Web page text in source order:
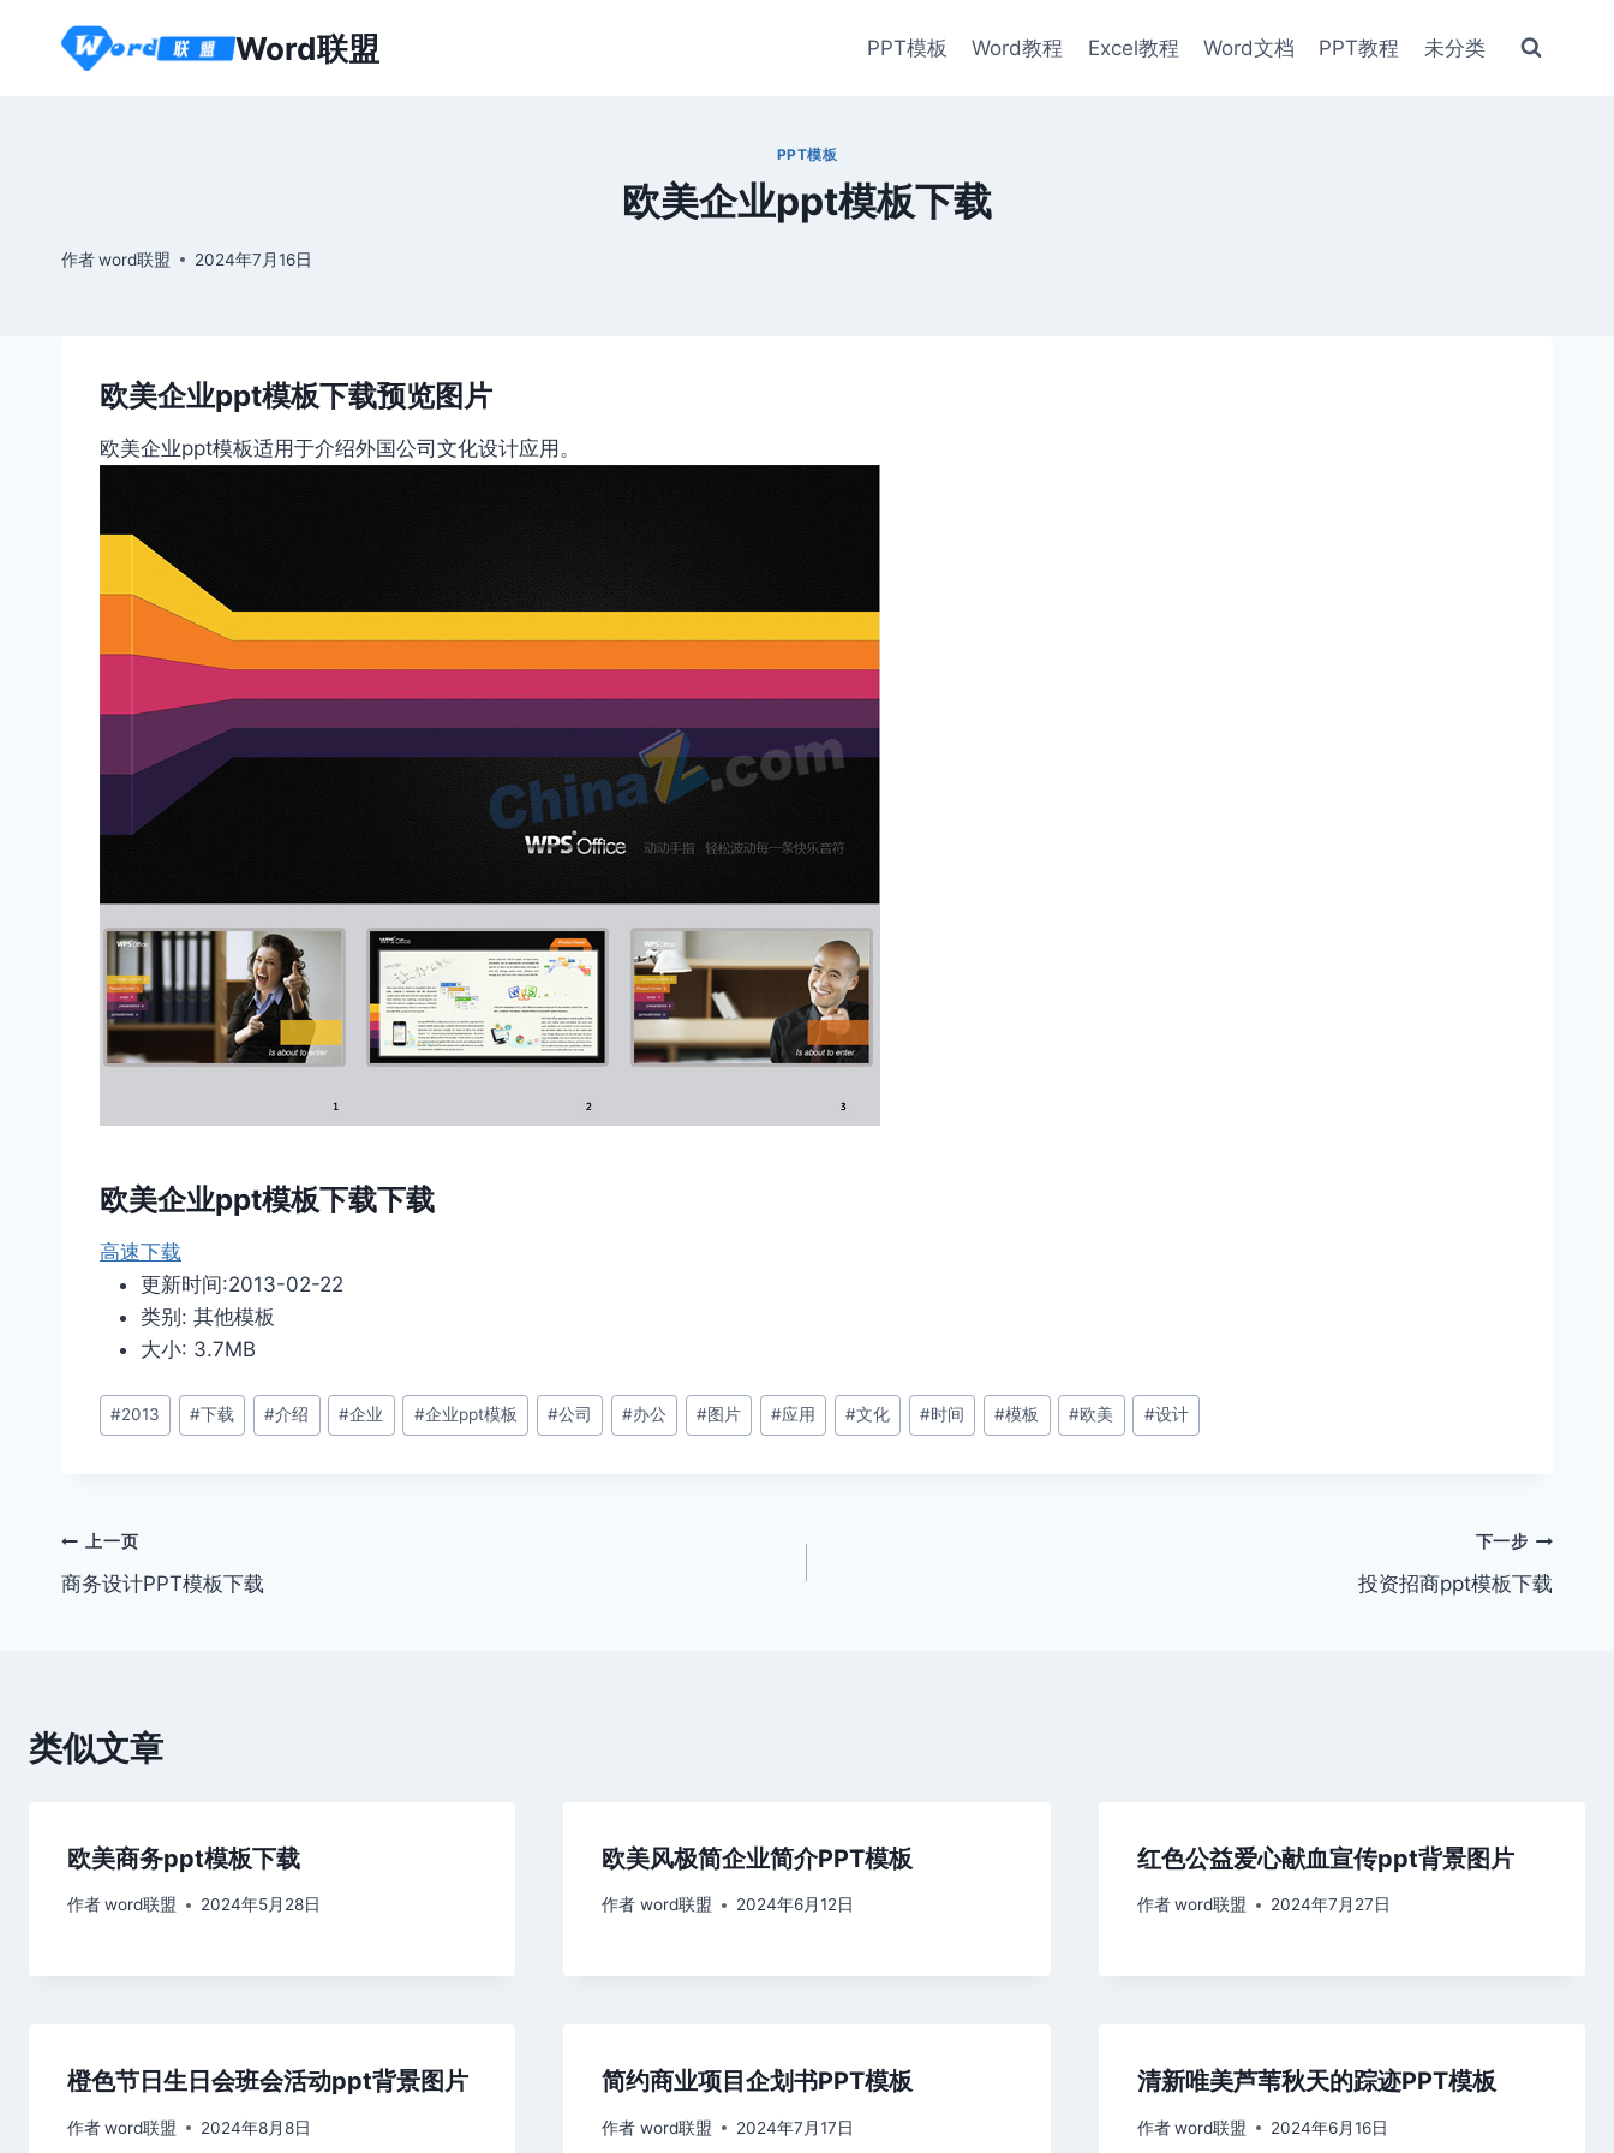
Word联盟 PPT模板 Word教程 Excel教程 Word文档 PPT教程 未分类
PPT模板
欧美企业ppt模板下载
作者word联盟 2024年7月16日
欧美企业ppt模板下载预览图片
欧美企业ppt模板适用于介绍外国公司文化设计应用。
欧美企业ppt模板下载下载
高速下载
更新时间:2013-02-22
类别: 其他模板
大小: 3.7MB
文
章
#2013 #下载 #介绍 #企业 #企业ppt模板 #公司 #办公 #图片 #应用 #文化 #时间 #模板 #欧美 #设计
文
章
上一页
商务设计PPT模板下载
下一步
投资招商ppt模板下载
类似文章
欧美商务ppt模板下载
作者word联盟 2024年5月28日
欧美风极简企业简介PPT模板
作者 word联盟 2024年6月12日
红色公益爱心献血宣传ppt背景图片
作者 word联盟 2024年7月27日
橙色节日生日会班会活动ppt背景图片
作者word联盟 2024年8月8日
简约商业项目企划书PPT模板
作者 word联盟 2024年7月17日
清新唯美芦苇秋天的踪迹PPT模板
作者 word联盟 2024年6月16日